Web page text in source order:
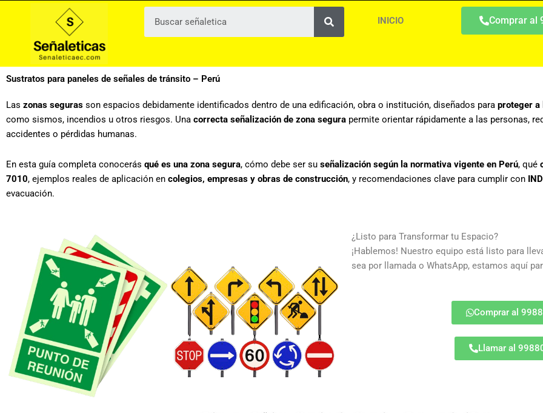
Search
INICIO Comprar al
Sustratos para paneles de señales de tránsito – Perú
Las zonas seguras son espacios debidamente identificados dentro de una edificación, obra o institución, diseñados para proteger a
como sismos, incendios u otros riesgos. Una correcta señalización de zona segura permite orientar rápidamente a las personas,
accidentes o pérdidas humanas.
En esta guía completa conocerás qué es una zona segura, cómo debe ser su señalización según la normativa vigente en Perú, qué
7010, ejemplos reales de aplicación en colegios, empresas y obras de construcción, y recomendaciones clave para cumplir con
evacuación.
¿Listo para Transformar tu Espacio?
¡Hablemos! Nuestro equipo está listo para
sea por llamada o WhatsApp, estamos aquí
Comprar al
Llamar al